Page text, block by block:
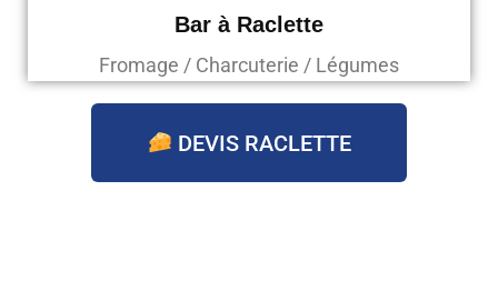
Bar à Raclette
Fromage / Charcuterie / Légumes
DEVIS RACLETTE